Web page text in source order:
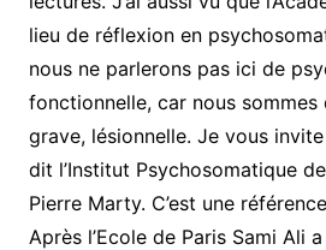
lieu de réflexion en
nous ne parlerons pas ici de
fonctionnelle, car nous sommes
grave, lésionnelle. Je vous
dit l’Institut Psychosomatique
Pierre Marty. C’est une
Après l’Ecole de Paris Sami Ali